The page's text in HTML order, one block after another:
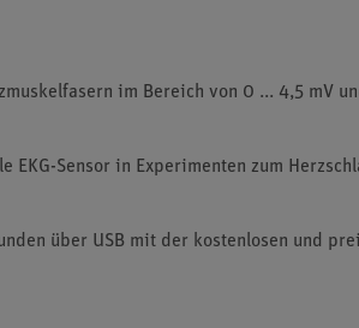
im Bereich von 0 ... 4,5 mV
Sensor in Experimenten zum
über USB mit der kostenlosen und